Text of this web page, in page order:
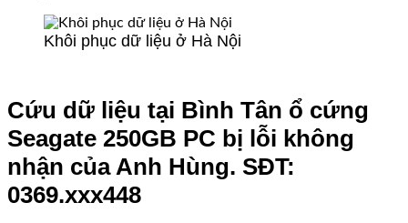
Khôi phục dữ liệu ở Hà Nội
Cứu dữ liệu tại Bình Tân ổ cứng
Seagate 250GB PC bị lỗi không
nhận của Anh Hùng. SĐT:
0369.xxx448